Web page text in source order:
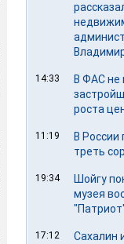
14:33
В ФАС не
роста
11:19
В России
треть
19:34
Шойгу
музея
17:12
Сахалин